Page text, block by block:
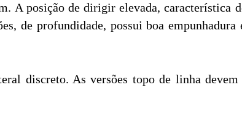
A posição de dirigir elevada, característica
de profundidade, possui boa empunhadura
discreto. As versões topo de linha